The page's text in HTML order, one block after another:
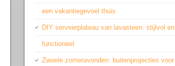
een vakantiegevoel thuis
DIY serveerplateau van lavasteen: stijlvol en
functioneel
Zwoele zomeravonden: buitenprojecties voor